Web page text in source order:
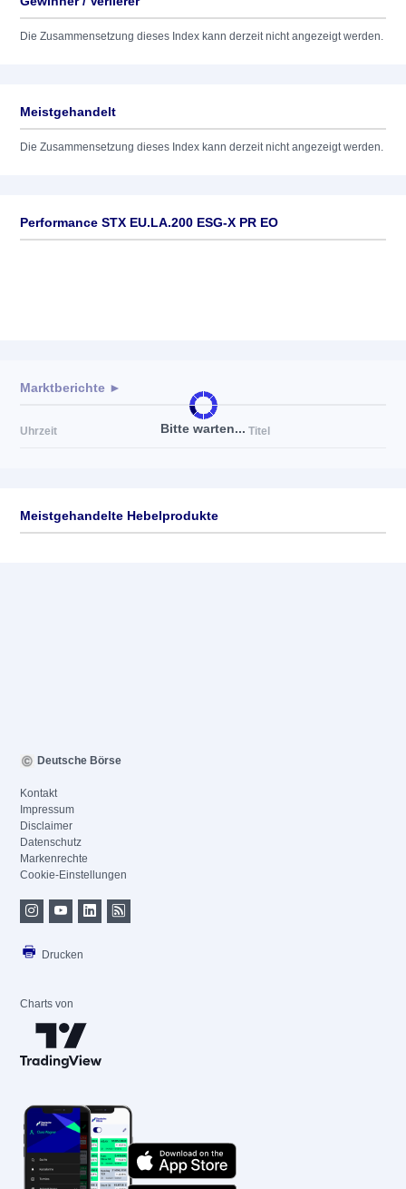
Die Zusammensetzung dieses Index kann derzeit nicht angezeigt werden.
Meistgehandelt
Die Zusammensetzung dieses Index kann derzeit nicht angezeigt werden.
Performance STX EU.LA.200 ESG-X PR EO
Bitte warten...
Marktberichte ►
Uhrzeit Titel
Meistgehandelte Hebelprodukte
Deutsche Börse
Kontakt
Impressum
Disclaimer
Datenschutz
Markenrechte
Cookie-Einstellungen
Drucken
Charts von